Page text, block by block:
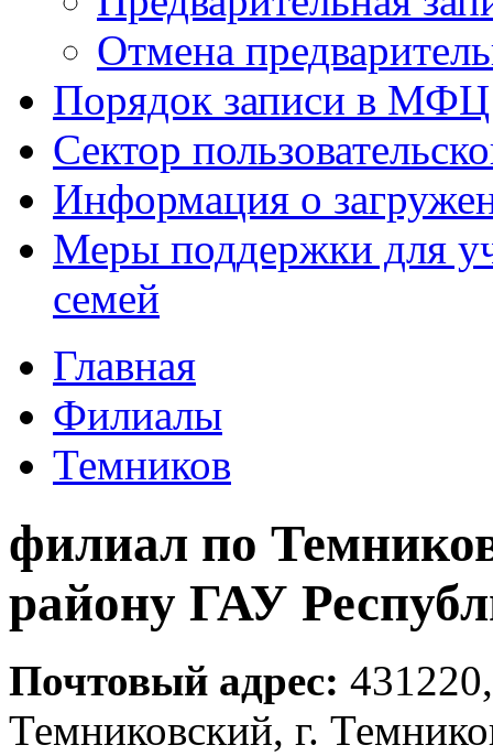
Отмена
Порядок записи в МФЦ
Сектор
Информация о
Меры поддержки для
семей
Главная
Филиалы
Темников
филиал по
району ГАУ
Почтовый адрес:
Темниковский, г.